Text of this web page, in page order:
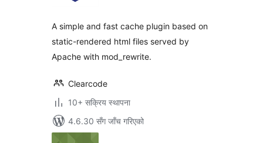
A simple and fast cache plugin based on
static-rendered html files served by
Apache with mod_rewrite.
Clearcode
10+ सक्रिय स्थापना
4.6.30 सँग जाँच गरिएको